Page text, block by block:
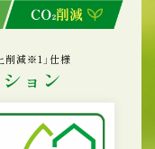
削減※1 」仕様
ョン